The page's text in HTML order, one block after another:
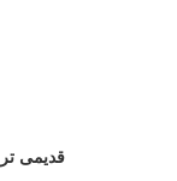
قدیمی تر